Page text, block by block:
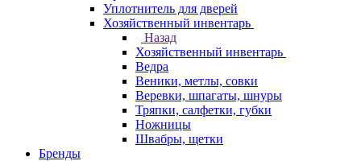
Уплотнитель для дверей
Хозяйственный инвентарь
Назад
Хозяйственный инвентарь
Ведра
Веники, метлы, совки
Веревки, шпагаты, шнуры
Тряпки, салфетки, губки
Ножницы
Швабры, щетки
Бренды